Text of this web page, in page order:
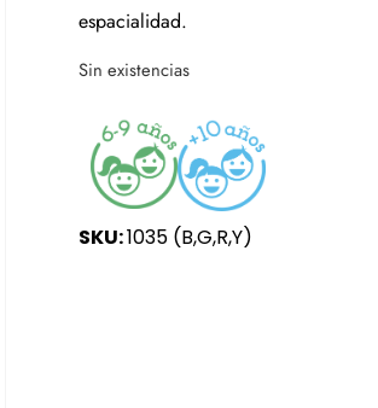
espacialidad.
Sin existencias
SKU:1035 (B,G,R,Y)